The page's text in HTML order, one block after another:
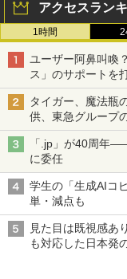
アクセスラン
1時間
ユーザー阿鼻叫喚
ス」のサポートを
タイガー、魔法瓶
供、東急グループ
ル TIVIP」
「.jp」が40周年
に委任
学生の「生成AIコ
単・減点も
見た目は既視感あ
も対応した日本発